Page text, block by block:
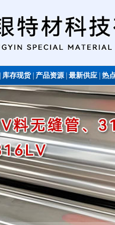
库存现货|产品资源|最新供应|热